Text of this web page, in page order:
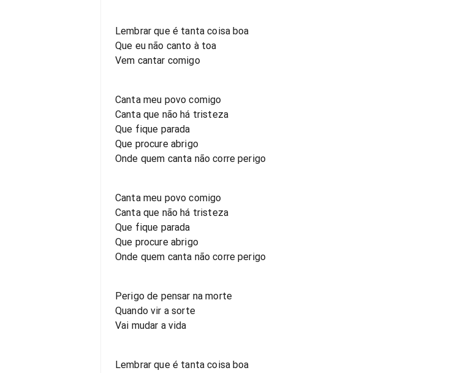
Lembrar que é tanta coisa boa
Que eu não canto à toa
Vem cantar comigo
Canta meu povo comigo
Canta que não há tristeza
Que fique parada
Que procure abrigo
Onde quem canta não corre perigo
Canta meu povo comigo
Canta que não há tristeza
Que fique parada
Que procure abrigo
Onde quem canta não corre perigo
Perigo de pensar na morte
Quando vir a sorte
Vai mudar a vida
Lembrar que é tanta coisa boa